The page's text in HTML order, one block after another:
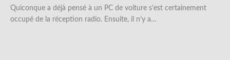
Quiconque a déjà pensé à un PC de voiture s’est certainement
occupé de la réception radio. Ensuite, il n’y a…